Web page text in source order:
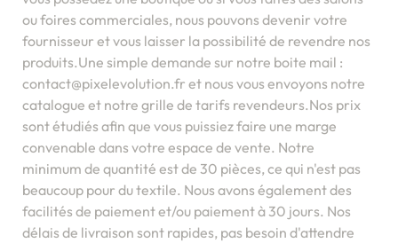
ou foires commerciales, nous pouvons devenir votre
fournisseur et vous laisser la possibilité de revendre nos
produits.Une simple demande sur notre boite mail :
contact@pixelevolution.fr et nous vous envoyons notre
catalogue et notre grille de tarifs revendeurs.Nos prix
sont étudiés afin que vous puissiez faire une marge
convenable dans votre espace de vente. Notre
minimum de quantité est de 30 pièces, ce qui n'est pas
beaucoup pour du textile. Nous avons également des
facilités de paiement et/ou paiement à 30 jours. Nos
délais de livraison sont rapides, pas besoin d'attendre